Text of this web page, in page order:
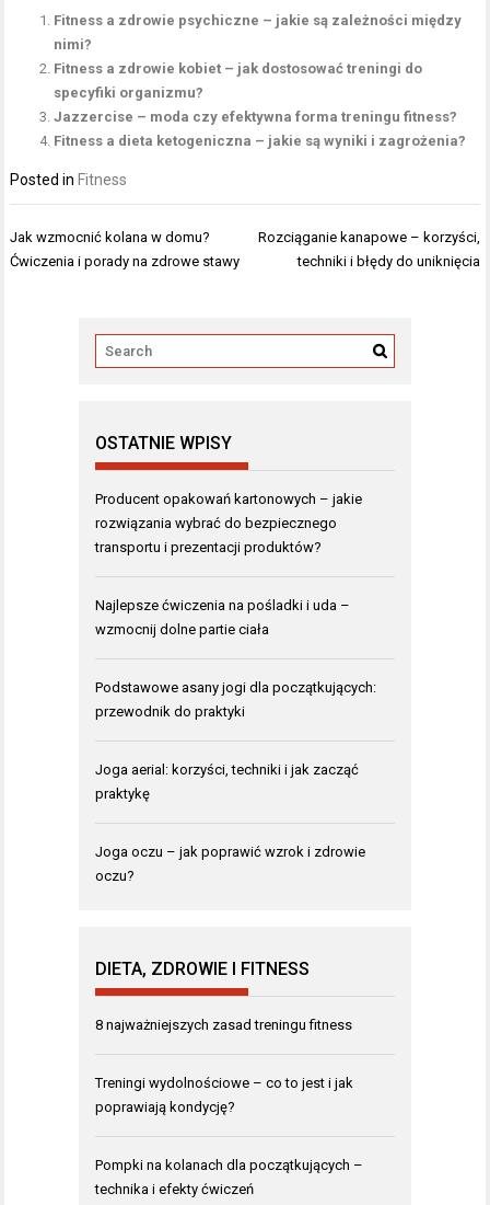
Fitness a zdrowie psychiczne – jakie są zależności między
nimi?
Fitness a zdrowie kobiet – jak dostosować treningi do
specyfiki organizmu?
Jazzercise – moda czy efektywna forma treningu fitness?
Fitness a dieta ketogeniczna – jakie są wyniki i zagrożenia?
Posted in Fitness
Nawigacja
wpisu
Jak wzmocnić kolana w domu?
Ćwiczenia i porady na zdrowe stawy
Rozciąganie kanapowe – korzyści,
techniki i błędy do uniknięcia
OSTATNIE WPISY
Producent opakowań kartonowych – jakie
rozwiązania wybrać do bezpiecznego
transportu i prezentacji produktów?
Najlepsze ćwiczenia na pośladki i uda –
wzmocnij dolne partie ciała
Podstawowe asany jogi dla początkujących:
przewodnik do praktyki
Joga aerial: korzyści, techniki i jak zacząć
praktykę
Joga oczu – jak poprawić wzrok i zdrowie
oczu?
DIETA, ZDROWIE I FITNESS
8 najważniejszych zasad treningu fitness
Treningi wydolnościowe – co to jest i jak
poprawiają kondycję?
Pompki na kolanach dla początkujących –
technika i efekty ćwiczeń